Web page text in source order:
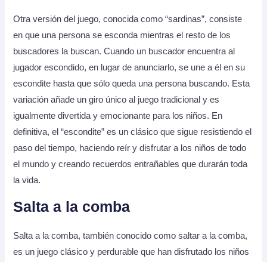
Otra versión del juego, conocida como “sardinas”, consiste
en que una persona se esconda mientras el resto de los
buscadores la buscan. Cuando un buscador encuentra al
jugador escondido, en lugar de anunciarlo, se une a él en su
escondite hasta que sólo queda una persona buscando. Esta
variación añade un giro único al juego tradicional y es
igualmente divertida y emocionante para los niños. En
definitiva, el “escondite” es un clásico que sigue resistiendo el
paso del tiempo, haciendo reír y disfrutar a los niños de todo
el mundo y creando recuerdos entrañables que durarán toda
la vida.
Salta a la comba
Salta a la comba, también conocido como saltar a la comba,
es un juego clásico y perdurable que han disfrutado los niños